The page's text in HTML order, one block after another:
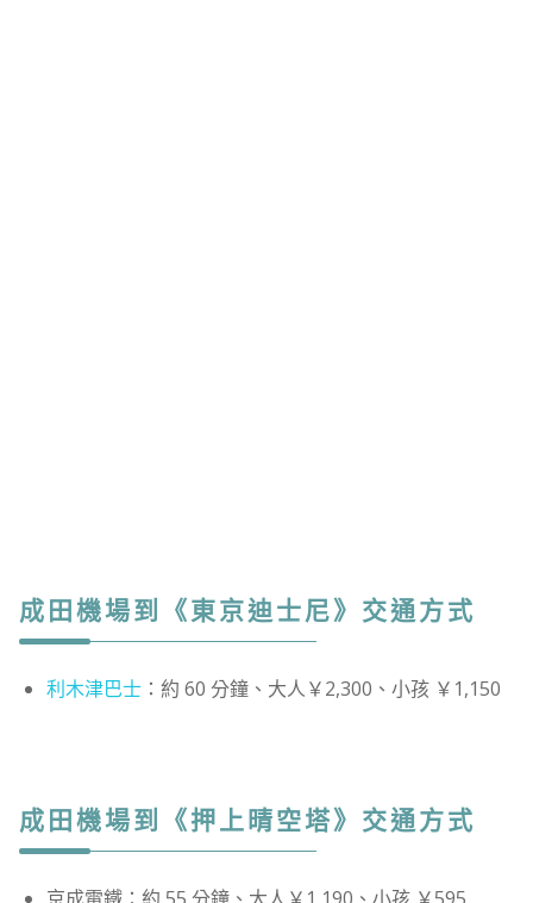
成田機場到《東京迪士尼》交通方式
利木津巴士：約 60 分鐘、大人￥2,300、小孩 ￥1,150
成田機場到《押上晴空塔》交通方式